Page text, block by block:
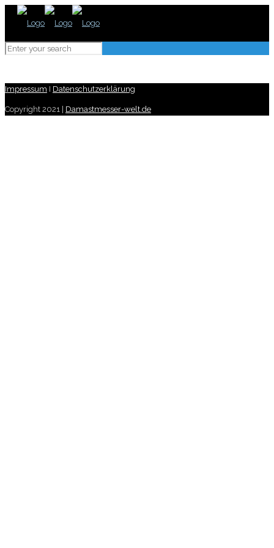
Impressum I Datenschutzerklärung
Copyright 2021 | Damastmesser-welt.de